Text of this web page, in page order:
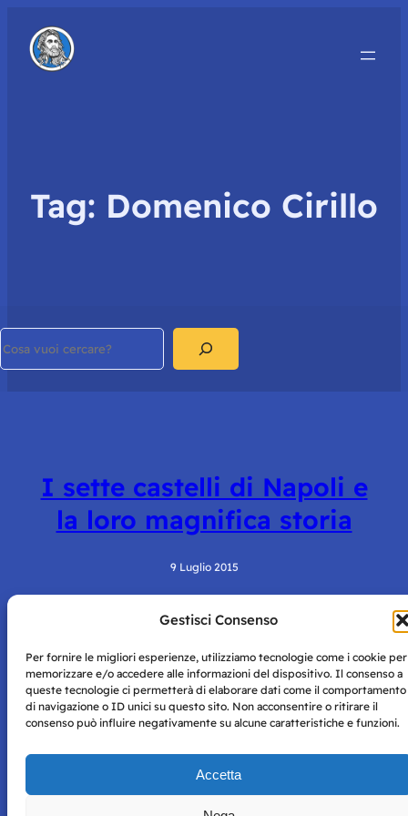
Gestisci Consenso
Per fornire le migliori esperienze, utilizziamo tecnologie come i cookie per
memorizzare e/o accedere alle informazioni del dispositivo. Il consenso a
queste tecnologie ci permetterà di elaborare dati come il comportamento
di navigazione o ID unici su questo sito. Non acconsentire o ritirare il
consenso può influire negativamente su alcune caratteristiche e funzioni.
Accetta
Tag: Domenico Cirillo
I sette castelli di Napoli e
la loro magnifica storia
9 Luglio 2015
Napoli con autorizzazione numero 38 del 25/9/2019.
Tutte le immagini e i contenuti su questo sito sono forniti